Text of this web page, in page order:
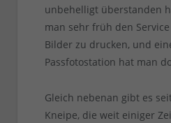
unbehelligt überstanden
man sehr früh den
Bilder zu drucken, und
Passfotostation hat man
Gleich nebenan gibt es
Kneipe, die weit einiger